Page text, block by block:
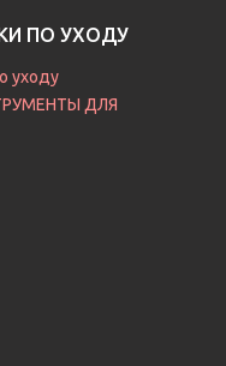
ПО УХОДУ
уходу
ДЛЯ